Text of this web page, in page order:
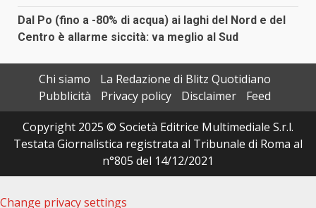
Dal Po (fino a -80% di acqua) ai laghi del Nord e del
Centro è allarme siccità: va meglio al Sud
Chi siamo
La Redazione di Blitz Quotidiano
Pubblicità
Privacy policy Disclaimer
Feed
Copyright 2025 © Società Editrice Multimediale S.r.l.
Testata Giornalistica registrata al Tribunale di Roma al
n°805 del 14/12/2021
Change privacy settings